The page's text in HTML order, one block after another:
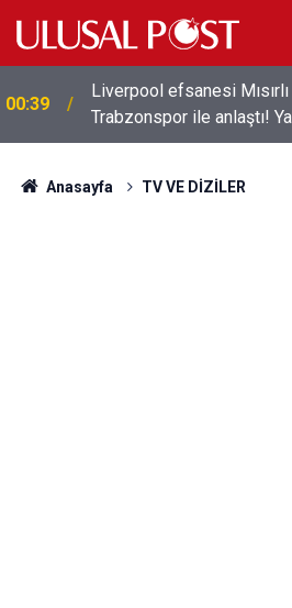
00:39
Liverpool efsanesi
Trabzonspor ile anlaştı!
Anasayfa TV VE DİZİLER